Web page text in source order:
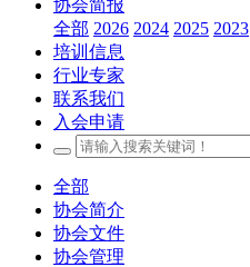
协会简报
全部 2026 2024 2025 2023
培训信息
行业专家
联系我们
入会申请
全部
协会简介
协会文件
协会管理